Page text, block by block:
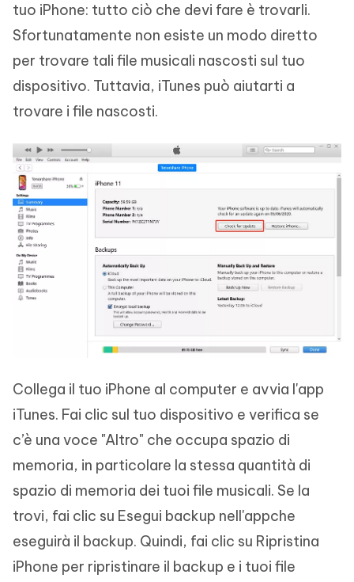
tuo iPhone: tutto ciò che devi fare è trovarli.
Sfortunatamente non esiste un modo diretto
per trovare tali file musicali nascosti sul tuo
dispositivo. Tuttavia, iTunes può aiutarti a
trovare i file nascosti.
Collega il tuo iPhone al computer e avvia l'app
iTunes. Fai clic sul tuo dispositivo e verifica se
c’è una voce "Altro" che occupa spazio di
memoria, in particolare la stessa quantità di
spazio di memoria dei tuoi file musicali. Se la
trovi, fai clic su Esegui backup nell'appche
eseguirà il backup. Quindi, fai clic su Ripristina
iPhone per ripristinare il backup e i tuoi file